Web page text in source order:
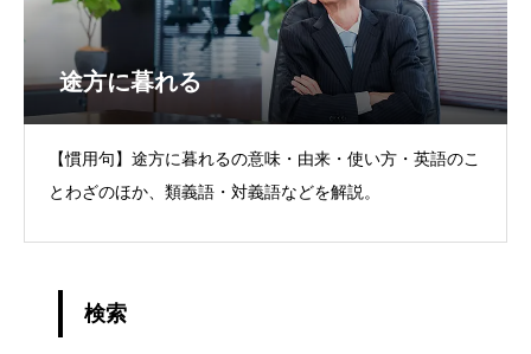
途方に暮れる
【慣用句】途方に暮れるの意味・由来・使い方・英語のこ
とわざのほか、類義語・対義語などを解説。
検索